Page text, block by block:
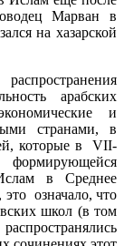
Марван в
на хазарской
арабских
и
странами, в
которые в VII-
в Среднее
означало, что
школ (в том